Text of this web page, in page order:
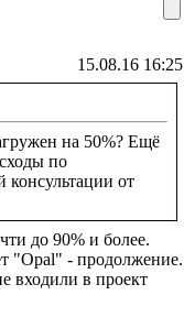
15.08.16 16:25
на 50%? Ещё
по
консультации от
до 90% и более.
"Opal" - продолжение.
входили в проект